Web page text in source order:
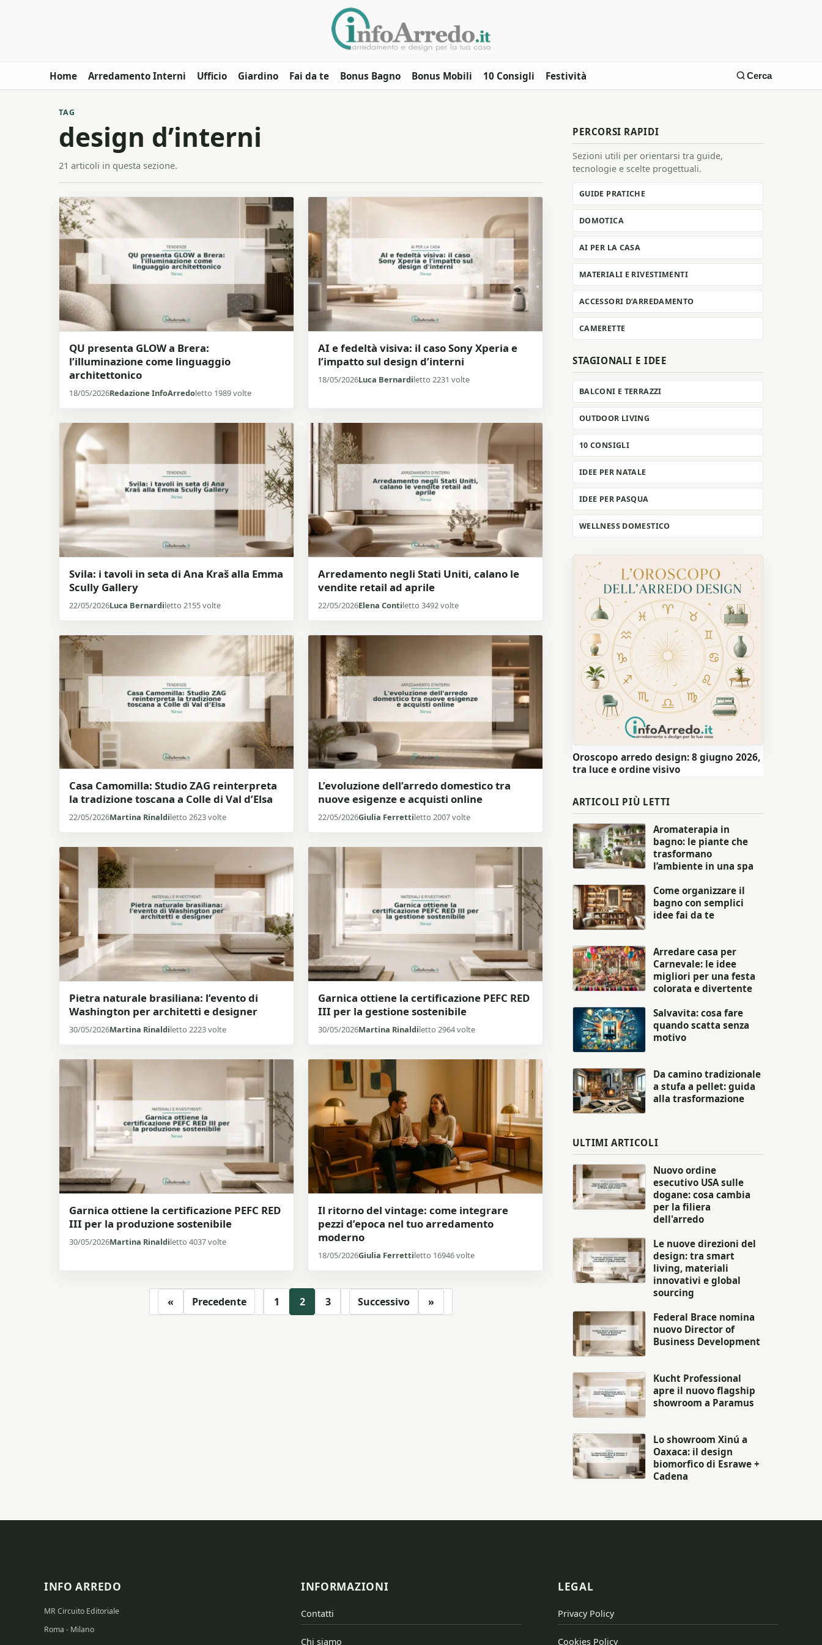
Home Arredamento Interni Ufficio Giardino Fai da te Bonus Bagno Bonus Mobili 10 Consigli Festività Cerca
TAG
design d’interni
21 articoli in questa sezione.
QU presenta GLOW a Brera:
l’illuminazione come linguaggio
architettonico
18/05/2026Redazione InfoArredoletto 1989 volte
AI e fedeltà visiva: il caso Sony Xperia e
l’impatto sul design d’interni
18/05/2026Luca Bernardiletto 2231 volte
Svila: i tavoli in seta di Ana Kraš alla Emma
Scully Gallery
22/05/2026Luca Bernardiletto 2155 volte
Arredamento negli Stati Uniti, calano le
vendite retail ad aprile
22/05/2026Elena Contiletto 3492 volte
Casa Camomilla: Studio ZAG reinterpreta
la tradizione toscana a Colle di Val d’Elsa
22/05/2026Martina Rinaldiletto 2623 volte
L’evoluzione dell’arredo domestico tra
nuove esigenze e acquisti online
22/05/2026Giulia Ferrettiletto 2007 volte
Pietra naturale brasiliana: l’evento di
Washington per architetti e designer
30/05/2026Martina Rinaldiletto 2223 volte
Garnica ottiene la certificazione PEFC RED
III per la gestione sostenibile
30/05/2026Martina Rinaldiletto 2964 volte
Garnica ottiene la certificazione PEFC RED
III per la produzione sostenibile
30/05/2026Martina Rinaldiletto 4037 volte
Il ritorno del vintage: come integrare
pezzi d’epoca nel tuo arredamento
moderno
18/05/2026Giulia Ferrettiletto 16946 volte
« Precedente 1 2 3 Successivo »
PERCORSI RAPIDI
Sezioni utili per orientarsi tra guide,
tecnologie e scelte progettuali.
GUIDE PRATICHE
DOMOTICA
AI PER LA CASA
MATERIALI E RIVESTIMENTI
ACCESSORI D’ARREDAMENTO
CAMERETTE
STAGIONALI E IDEE
BALCONI E TERRAZZI
OUTDOOR LIVING
10 CONSIGLI
IDEE PER NATALE
IDEE PER PASQUA
WELLNESS DOMESTICO
Oroscopo arredo design: 8 giugno 2026,
tra luce e ordine visivo
ARTICOLI PIÙ LETTI
Aromaterapia in
bagno: le piante che
trasformano
l’ambiente in una spa
Come organizzare il
bagno con semplici
idee fai da te
Arredare casa per
Carnevale: le idee
migliori per una festa
colorata e divertente
Salvavita: cosa fare
quando scatta senza
motivo
Da camino tradizionale
a stufa a pellet: guida
alla trasformazione
ULTIMI ARTICOLI
Nuovo ordine
esecutivo USA sulle
dogane: cosa cambia
per la filiera
dell'arredo
Le nuove direzioni del
design: tra smart
living, materiali
innovativi e global
sourcing
Federal Brace nomina
nuovo Director of
Business Development
Kucht Professional
apre il nuovo flagship
showroom a Paramus
Lo showroom Xinú a
Oaxaca: il design
biomorfico di Esrawe +
Cadena
INFO ARREDO
MR Circuito Editoriale
Roma - Milano
INFORMAZIONI
Contatti
Chi siamo
LEGAL
Privacy Policy
Cookies Policy